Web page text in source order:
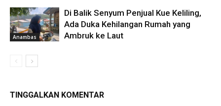
Anambas
Di Balik Senyum Penjual Kue Keliling,
Ada Duka Kehilangan Rumah yang
Ambruk ke Laut
TINGGALKAN KOMENTAR